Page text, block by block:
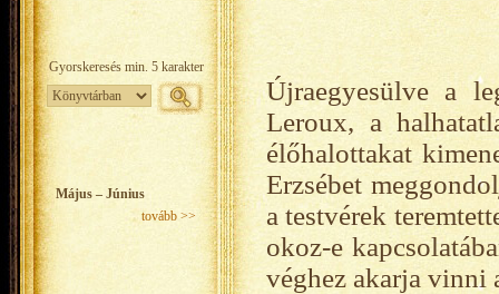
Május – Június
tovább >>
Újraegyesülve a
Leroux, a
élőhalottakat
Erzsébet
a testvérek
okoz-e
véghez akarja vinni